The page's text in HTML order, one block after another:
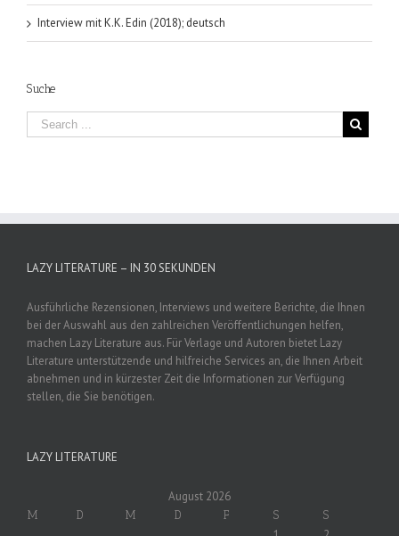
Interview mit K.K. Edin (2018); deutsch
Suche
LAZY LITERATURE – IN 30 SEKUNDEN
Ausführliche Rezensionen, Interviews und weitere Berichte, die Ihnen
bei der Auswahl aus den zahlreichen Veröffentlichungen helfen,
machen Lazy Literature aus. Für Verlage und Autoren bietet Lazy
Literature unterstützende und hilfreiche Services an, die Ihnen Arbeit
abnehmen und in kürzester Zeit die Informationen zur Verfügung
stellen, die Sie benötigen.
LAZY LITERATURE
August 2026
M D M D F S S